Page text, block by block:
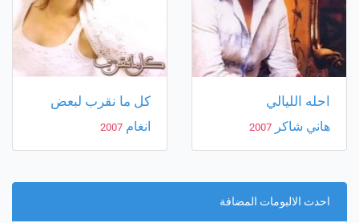
احله الليالي
هاني شاكر 2007
كل ما نقرب لبعض
انغام 2007
احدث الالبومات المضافة